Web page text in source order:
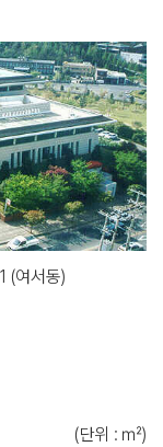
(여서동)
(단위 : ㎡)